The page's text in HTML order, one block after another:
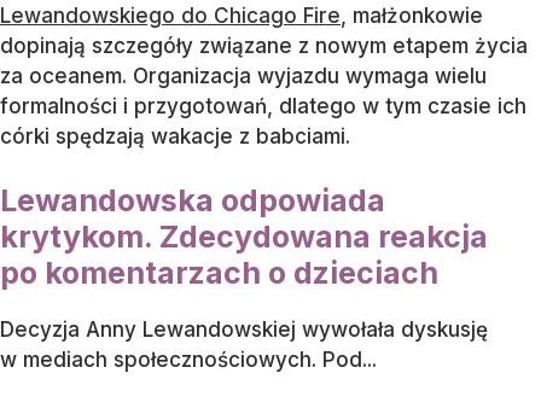
Lewandowskiego do Chicago Fire, małżonkowie
dopinają szczegóły związane z nowym etapem życia
za oceanem. Organizacja wyjazdu wymaga wielu
formalności i przygotowań, dlatego w tym czasie ich
córki spędzają wakacje z babciami.
Lewandowska odpowiada
krytykom. Zdecydowana reakcja
po komentarzach o dzieciach
Decyzja Anny Lewandowskiej wywołała dyskusję
w mediach społecznościowych. Pod...